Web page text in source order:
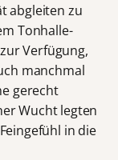
abgleiten zu
Tonhalle-
Verfügung,
manchmal
gerecht
Wucht legten
in die